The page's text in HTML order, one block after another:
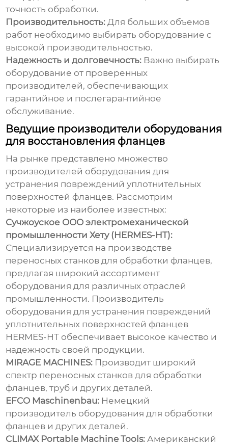
точность обработки.
Производительность: Для больших объемов
работ необходимо выбирать оборудование с
высокой производительностью.
Надежность и долговечность: Важно выбирать
оборудование от проверенных
производителей, обеспечивающих
гарантийное и послегарантийное
обслуживание.
Ведущие производители оборудования
для восстановления фланцев
На рынке представлено множество
производителей оборудования для
устранения повреждений уплотнительных
поверхностей фланцев. Рассмотрим
некоторые из наиболее известных:
Сучжоуское ООО электромеханической
промышленности Хету (HERMES-HT):
Специализируется на производстве
переносных станков для обработки фланцев,
предлагая широкий ассортимент
оборудования для различных отраслей
промышленности. Производитель
оборудования для устранения повреждений
уплотнительных поверхностей фланцев
HERMES-HT обеспечивает высокое качество и
надежность своей продукции.
MIRAGE MACHINES: Производит широкий
спектр переносных станков для обработки
фланцев, труб и других деталей.
EFCO Maschinenbau: Немецкий
производитель оборудования для обработки
фланцев и других деталей.
CLIMAX Portable Machine Tools: Американский